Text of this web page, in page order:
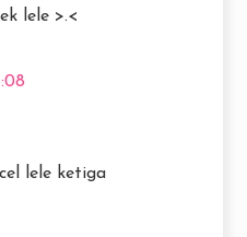
lele >.<
lele ketiga